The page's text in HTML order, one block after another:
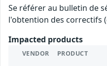
Se référer au bulletin de
l'obtention des correctifs
Impacted products
VENDOR PRODUCT